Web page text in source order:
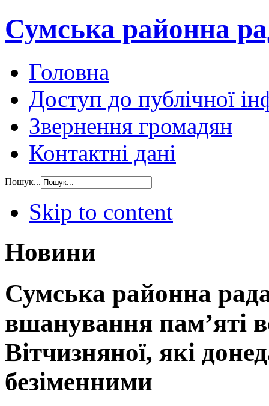
Сумська районна
Головна
Доступ до публічної
Звернення громадян
Контактні дані
Пошук...
Skip to content
Новини
Сумська районна рада
вшанування пам’яті
Вітчизняної, які
безіменними